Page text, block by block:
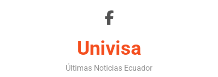
Univisa
Últimas Noticias Ecuador